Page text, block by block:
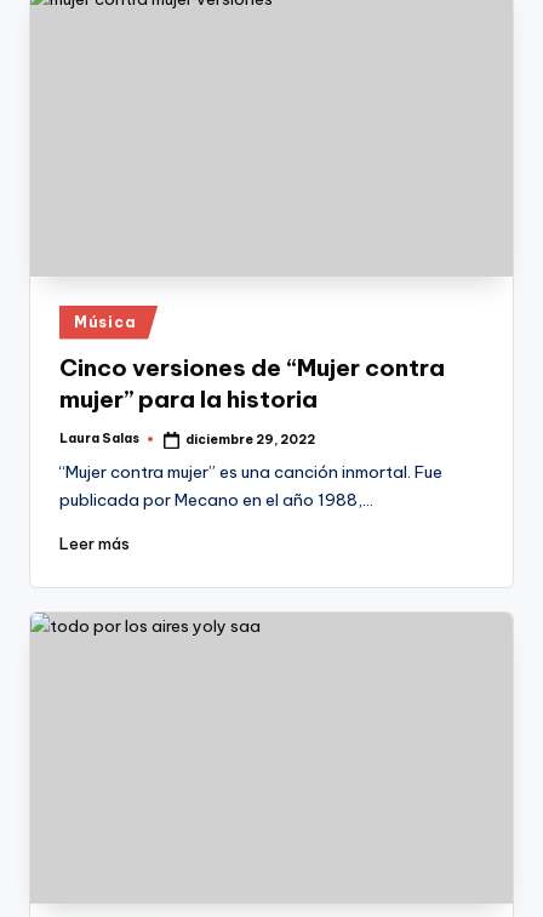
Publicado
en
Música
Cinco versiones de “Mujer contra
mujer” para la historia
Publicado
Laura Salas diciembre 29, 2022
“Mujer contra mujer” es una canción inmortal. Fue
publicada por Mecano en el año 1988,…
Leer más